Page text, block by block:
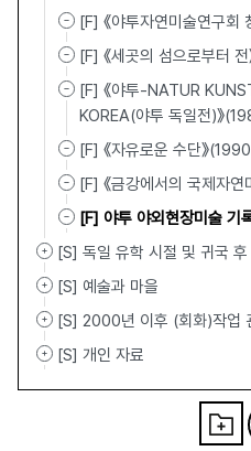
[F] 《야투자연미술연구회
[F] 《세곳의 섬으로부터
[F] 《야투-NATUR
KOREA(야투 독일전)》
[F] 《자유로운 수단》
[F] 《금강에서의 국제자
[F] 야투 야외현장미술
[S] 독일 유학 시절 및 귀국 후
[S] 예술과 마을
[S] 2000년 이후 (회화)작업
[S] 개인 자료